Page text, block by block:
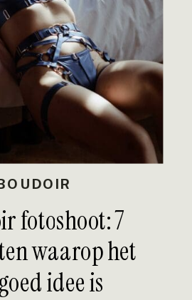
fotoshoot: 7
waarop het
idee is